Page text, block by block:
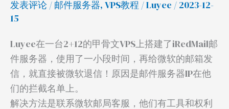
发表评论 / 邮件服务器, VPS教程 /Luyee / 2023-12-
15
Luyee在一台2+12的甲骨文VPS上搭建了iRedMail邮
件服务器，使用了一小段时间，再给微软的邮箱发
信，就直接被微软退信！原因是邮件服务器IP在他
们的拦截名单上。
解决方法是联系微软邮局客服，他们有工具和权利
为
黑
单
的
解
决